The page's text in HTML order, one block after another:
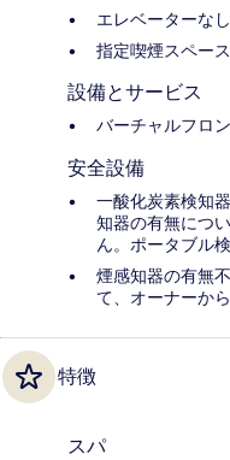
エレベーターなし
指定喫煙スペー
設備とサービス
バーチャルフロ
安全設備
一酸化炭素検知
知器の有無につ
ん。ポータブル
煙感知器の有無
て、オーナーか
特徴
スパ